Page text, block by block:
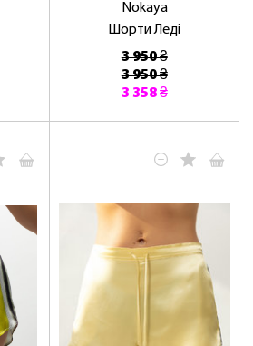
Nokaya
Шорти Леді
3 950 ₴
3 950 ₴
3 358 ₴